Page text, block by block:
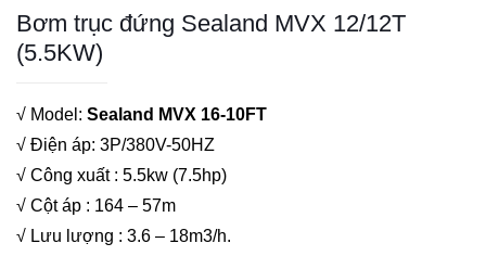
Bơm trục đứng Sealand MVX 12/12T
(5.5KW)
√ Model: Sealand MVX 16-10FT
√ Điện áp: 3P/380V-50HZ
√ Công xuất : 5.5kw (7.5hp)
√ Cột áp : 164 – 57m
√ Lưu lượng : 3.6 – 18m3/h.